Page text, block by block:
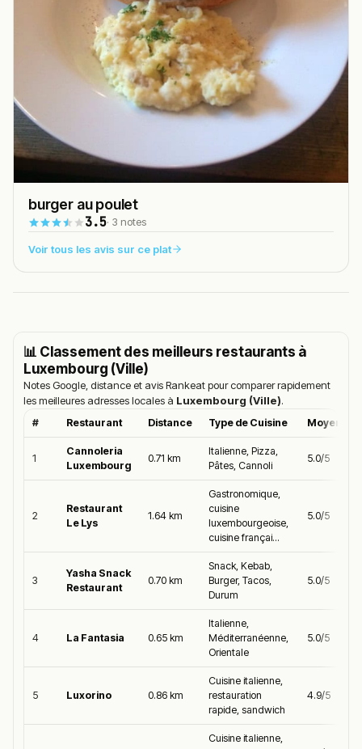
burger au poulet
3.5· 3 notes
Voir tous les avis sur ce plat
📊 Classement des meilleurs restaurants à
Luxembourg (Ville)
Notes Google, distance et avis Rankeat pour comparer rapidement
les meilleures adresses locales à Luxembourg (Ville).
# Restaurant Distance Type de Cuisine Moyenne
1
Cannoleria
Luxembourg
0.71 km
Italienne, Pizza,
Pâtes, Cannoli
5.0/5
2
Restaurant
Le Lys
1.64 km
Gastronomique,
cuisine
luxembourgeoise,
cuisine françai...
5.0/5
3
Yasha Snack
Restaurant
0.70 km
Snack, Kebab,
Burger, Tacos,
Durum
5.0/5
4 La Fantasia 0.65 km
Italienne,
Méditerranéenne,
Orientale
5.0/5
5 Luxorino 0.86 km
Cuisine italienne,
restauration
rapide, sandwich
4.9/5
Cuisine italienne,